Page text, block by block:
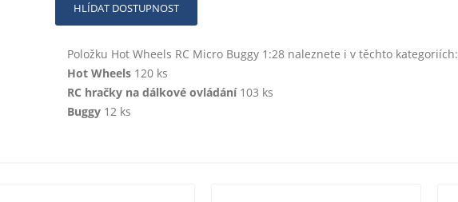
HLÍDAT DOSTUPNOST
Položku Hot Wheels RC Micro Buggy 1:28 naleznete i v těchto kategoriích:
Hot Wheels120 ks
RC hračky na dálkové ovládání103 ks
Buggy12 ks